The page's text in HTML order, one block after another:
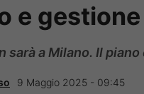
e gestione
sarà a Milano. Il
9 Maggio 2025 - 09:45